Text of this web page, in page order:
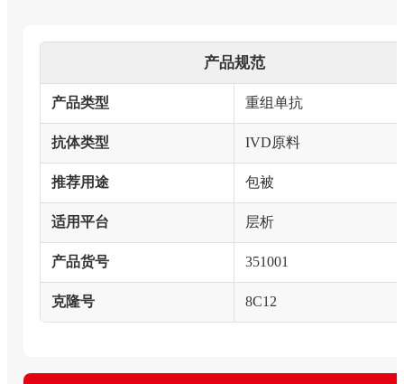
产品规范
产品类型 重组单抗
抗体类型 IVD原料
推荐用途 包被
适用平台 层析
产品货号 351001
克隆号 8C12